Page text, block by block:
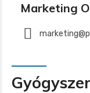
Marketing